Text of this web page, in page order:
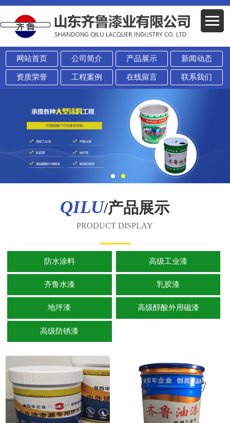
网站首页 公司简介 产品展示 新闻动态
资质荣誉 工程案例 在线留言 联系我们
QILU/产品展示
PRODUCT DISPLAY
防水涂料 高级工业漆
齐鲁水漆 乳胶漆
地坪漆 高级醇酸外用磁漆
高级防锈漆